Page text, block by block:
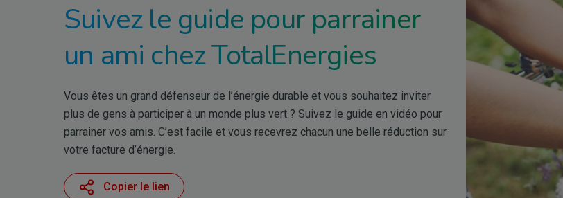
Suivez le guide pour parrainer
un ami chez TotalEnergies
Vous êtes un grand défenseur de l’énergie durable et vous souhaitez inviter
plus de gens à participer à un monde plus vert ? Suivez le guide en vidéo pour
parrainer vos amis. C’est facile et vous recevrez chacun une belle réduction sur
votre facture d’énergie.
Copier le lien